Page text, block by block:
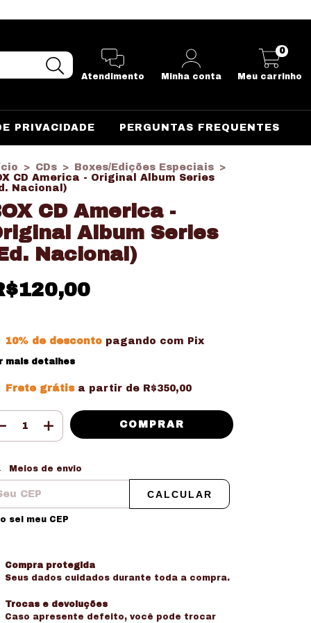
Atendimento Minha conta Meu carrinho
0
PRIVACIDADE PERGUNTAS FREQUENTES
> CDs > Boxes/Edições Especiais >
CD America - Original Album Series
Nacional)
CD America -
Album Series
Nacional)
10% de descontopagando com Pix
mais detalhes
Frete grátis a partir de R$350,00
para o CEP:
Meios de envio
CALCULAR
sei meu CEP
Compra protegida
Seus dados cuidados durante toda a compra.
Trocas e devoluções
Caso apresente defeito, você pode trocar